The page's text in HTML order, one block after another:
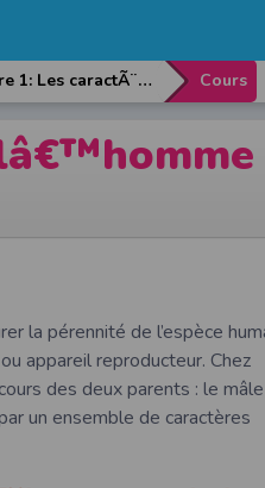
Chapitre 1: Les caractÃ¨res sexuels de lâ€™homme et de la femme. Cours
la pérennité de l’espèce
appareil reproducteur. Chez
des deux parents : le
un ensemble de caractères